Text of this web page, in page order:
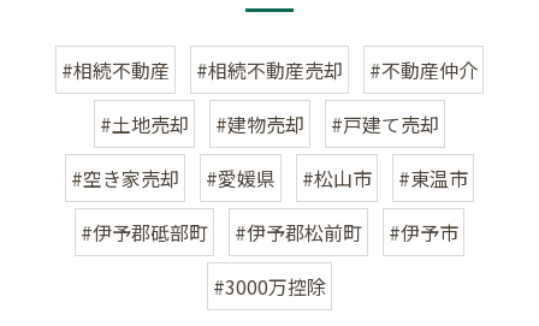
#相続不動産 #相続不動産売却
#不動産仲介
#土地売却
#建物売却
#戸建て売却
#空き家売却
#愛媛県 #松山市
#東温市
#伊予郡砥部町
#伊予郡松前町
#伊予市
#3000万控除